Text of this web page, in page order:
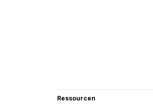
Ressourcen